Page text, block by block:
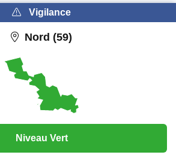
Vigilance
Nord (59)
Niveau Vert